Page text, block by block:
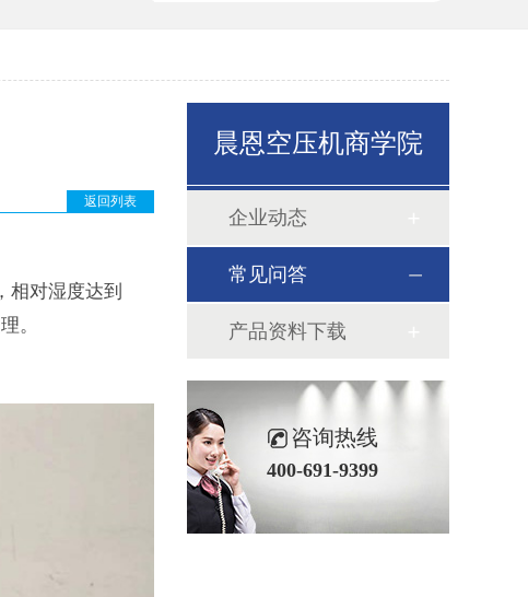
返回列表
相对湿度达到
。
晨恩空压机商学院
企业动态
常见问答
产品资料下载
咨询热线
400-691-9399